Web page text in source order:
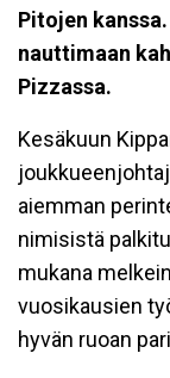
Pitojen
nauttimaan
Pizzassa.
Kesäkuun
aiemman
nimisistä
mukana
vuosikausien
hyvän ruoan